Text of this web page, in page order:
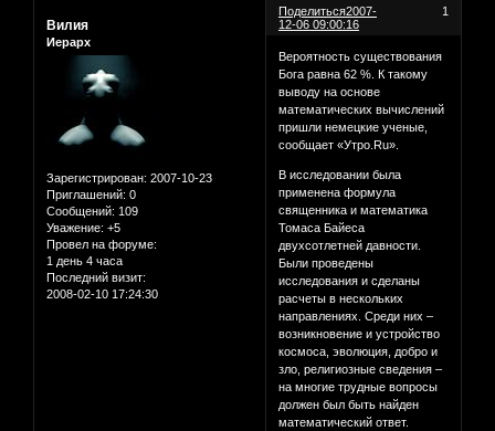
Поделиться 1
2007-
12-06 09:00:16
Вилия
Иерарх
Зарегистрирован: 2007-10-23
Приглашений: 0
Сообщений: 109
Уважение: +5
Провел на форуме:
1 день 4 часа
Последний визит:
2008-02-10 17:24:30
Вероятность существования
Бога равна 62 %. К такому
выводу на основе
математических вычислений
пришли немецкие ученые,
сообщает «Утро.Ru».
В исследовании была
применена формула
священника и математика
Томаса Байеса
двухсотлетней давности.
Были проведены
исследования и сделаны
расчеты в нескольких
направлениях. Среди них –
возникновение и устройство
космоса, эволюция, добро и
зло, религиозные сведения –
на многие трудные вопросы
должен был быть найден
математический ответ.